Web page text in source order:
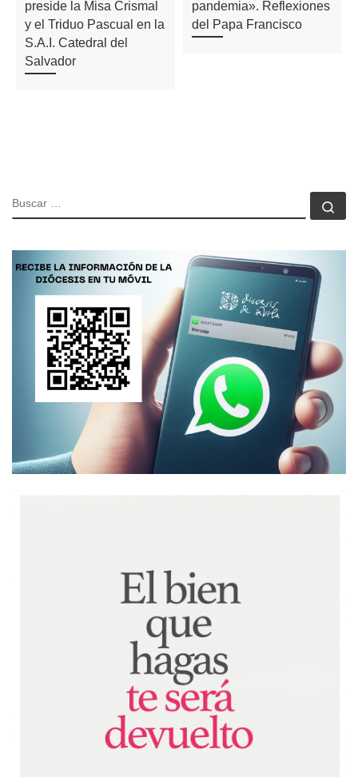
preside la Misa Crismal
y el Triduo Pascual en la
S.A.I. Catedral del
Salvador
pandemia». Reflexiones
del Papa Francisco
BUSCAR